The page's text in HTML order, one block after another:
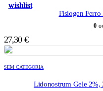
wishlist
wishlist
Fisiogen Ferro
0
27,30 €
wishlist
SEM CATEGORIA
Lidonostrum Gele 2%,
wishlist
wishlist